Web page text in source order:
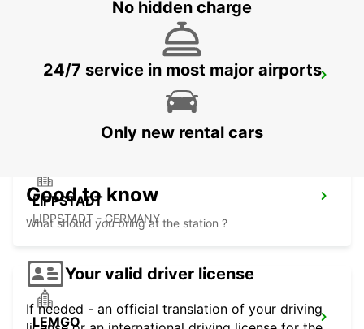
FULDA
LIPPSTADT
LIPPSTADT - GERMANY
LEMGO
No hidden charge
24/7 service in most major airports
Only new rental cars
Good to know
What should you bring at the station ?
Your valid driver license
If needed - an official translation of your driving